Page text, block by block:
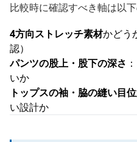
比較時に確認すべき軸は以下
4方向ストレッチ素材かどう
認）
パンツの股上・股下の深さ
いか
トップスの袖・脇の縫い目
い設計か